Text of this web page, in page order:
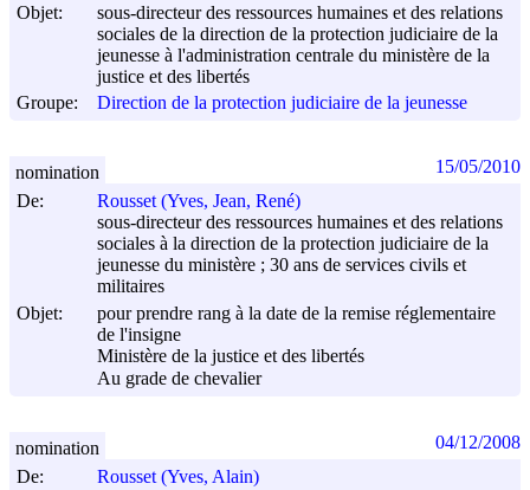
Objet:
sous-directeur des ressources humaines et des relations
sociales de la direction de la protection judiciaire de la
jeunesse à l'administration centrale du ministère de la
justice et des libertés
Groupe:
Direction de la protection judiciaire de la jeunesse
De:
Rousset (Yves, Jean, René)
sous-directeur des ressources humaines et des relations
sociales à la direction de la protection judiciaire de la
jeunesse du ministère ; 30 ans de services civils et
militaires
Objet:
pour prendre rang à la date de la remise réglementaire
de l'insigne
Ministère de la justice et des libertés
Au grade de chevalier
nomination 15/05/2010
De:
Rousset (Yves, Alain)
nomination 04/12/2008